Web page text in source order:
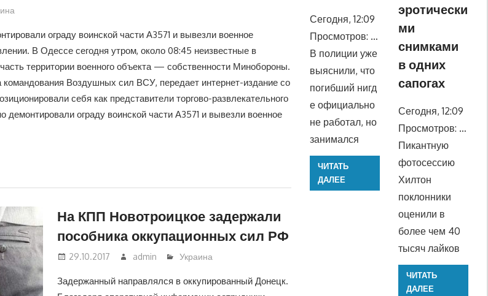
ограду воинской части А3571 и вывезли военное
В Одессе сегодня утром, около 08:45 неизвестные в
территории военного объекта — собственности Минобороны.
Воздушных сил ВСУ, передает интернет-издание со
себя как представители торгово-развлекательного
демонтировали ограду воинской части А3571 и вывезли военное
На КПП Новотроицкое задержали
пособника оккупационных сил РФ
29.10.2017 admin Украина
Задержанный направлялся в оккупированный Донецк.
Сегодня, 12:09
Просмотров: …
В полиции уже
выяснили, что
погибший нигд
е официально
не работал, но
занимался
ЧИТАТЬ
ДАЛЕЕ
эротически
ми
снимками
в одних
сапогах
Сегодня, 12:09
Просмотров: …
Пикантную
фотосессию
Хилтон
поклонники
оценили в
более чем 40
тысяч лайков
ЧИТАТЬ
ДАЛЕЕ